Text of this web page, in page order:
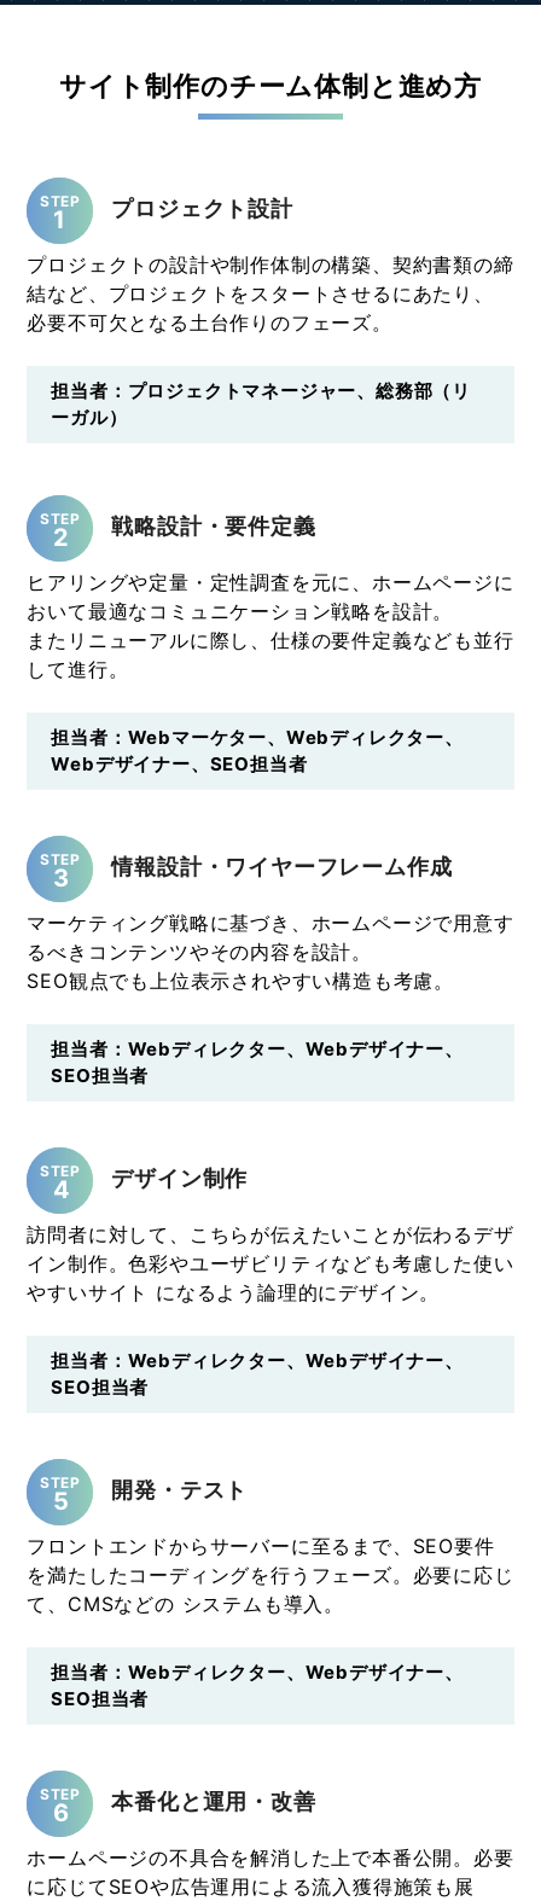
サイト制作のチーム体制と進め方
STEP
1 プロジェクト設計
プロジェクトの設計や制作体制の構築、契約書類の締
結など、プロジェクトをスタートさせるにあたり、
必要不可欠となる土台作りのフェーズ。
担当者：プロジェクトマネージャー、総務部（リ
ーガル）
STEP
2 戦略設計・要件定義
ヒアリングや定量・定性調査を元に、ホームページに
おいて最適なコミュニケーション戦略を設計。
またリニューアルに際し、仕様の要件定義なども並行
して進行。
担当者：Webマーケター、Webディレクター、
Webデザイナー、SEO担当者
STEP
3 情報設計・ワイヤーフレーム作成
マーケティング戦略に基づき、ホームページで用意す
るべきコンテンツやその内容を設計。
SEO観点でも上位表示されやすい構造も考慮。
担当者：Webディレクター、Webデザイナー、
SEO担当者
STEP
4 デザイン制作
訪問者に対して、こちらが伝えたいことが伝わるデザ
イン制作。色彩やユーザビリティなども考慮した使い
やすいサイト になるよう論理的にデザイン。
担当者：Webディレクター、Webデザイナー、
SEO担当者
STEP
5 開発・テスト
フロントエンドからサーバーに至るまで、SEO要件
を満たしたコーディングを行うフェーズ。必要に応じ
て、CMSなどの システムも導入。
担当者：Webディレクター、Webデザイナー、
SEO担当者
STEP
6 本番化と運用・改善
ホームページの不具合を解消した上で本番公開。必要
に応じてSEOや広告運用による流入獲得施策も展